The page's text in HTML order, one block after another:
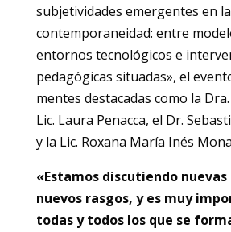
subjetividades emergentes en la
contemporaneidad: entre
entornos tecnológicos e
pedagógicas situadas», el
mentes destacadas como la
Lic. Laura Penacca, el Dr.
y la Lic. Roxana María Inés
«Estamos discutiendo nuevas
nuevos rasgos, y es muy
todas y todos los que se